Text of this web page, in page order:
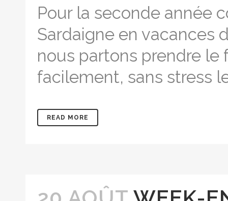
Pour la seconde année
Sardaigne en vacances
nous partons prendre le
facilement, sans stress
READ MORE